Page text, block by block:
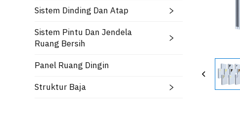
Sistem Dinding Dan Atap
Sistem Pintu Dan Jendela
Ruang Bersih
Panel Ruang Dingin
Struktur Baja